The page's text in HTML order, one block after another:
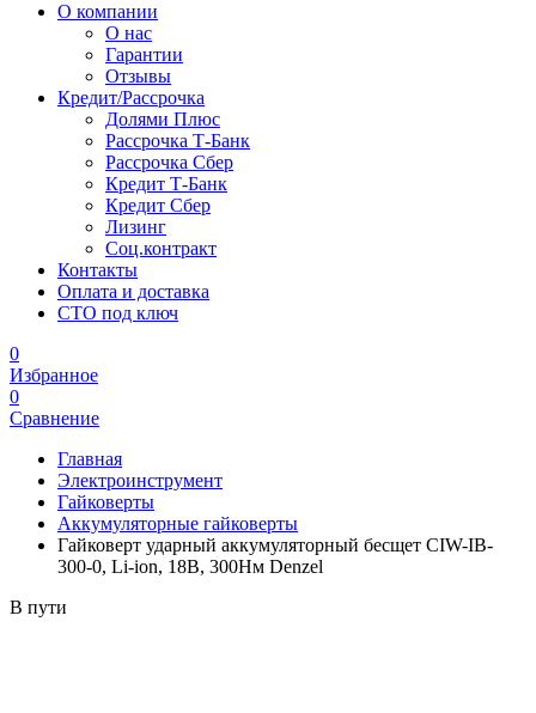
О компании
О нас
Гарантии
Отзывы
Кредит/Рассрочка
Долями Плюс
Рассрочка Т-Банк
Рассрочка Сбер
Кредит Т-Банк
Кредит Сбер
Лизинг
Соц.контракт
Контакты
Оплата и доставка
СТО под ключ
0
Избранное
0
Сравнение
Главная
Электроинструмент
Гайковерты
Аккумуляторные гайковерты
Гайковерт ударный аккумуляторный бесщет CIW-IB-
300-0, Li-ion, 18В, 300Нм Denzel
В пути